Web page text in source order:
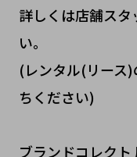
詳しくは店舗ス
い。
(レンタル(リース
ちください)
ブランドコレク